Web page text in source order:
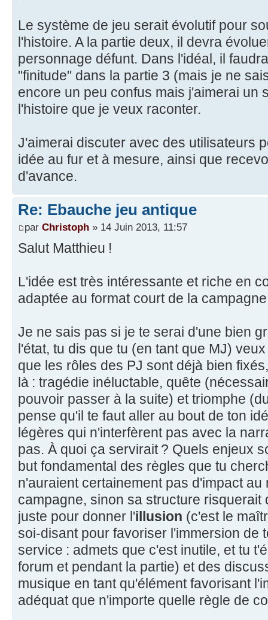
Le système de jeu serait évolutif pour
l'histoire. A la partie deux, il devra
personnage défunt. Dans l'idéal, il
"finitude" dans la partie 3 (mais je ne
encore un peu confus mais j'aimerai un
l'histoire que je veux raconter.
J'aimerai discuter avec des utilisateurs
idée au fur et à mesure, ainsi que
d'avance.
Re: Ebauche jeu antique
par Christoph » 14 Juin 2013, 11:57
Salut Matthieu !
L'idée est très intéressante et riche en
adaptée au format court de la
Je ne sais pas si je te serai d'une bien
l'état, tu dis que tu (en tant que MJ)
que les rôles des PJ sont déjà bien
là : tragédie inéluctable, quête
pouvoir passer à la suite) et triomphe
pense qu'il te faut aller au bout de ton
légères qui n'interfèrent pas avec la
pas. À quoi ça servirait ? Quels enjeux
but fondamental des règles que tu
n'auraient certainement pas d'impact au
campagne, sinon sa structure risquerait
juste pour donner l'illusion (c'est le
soi-disant pour favoriser l'immersion de
service : admets que c'est inutile, et tu
forum et pendant la partie) et des
musique en tant qu'élément favorisant
adéquat que n'importe quelle règle de